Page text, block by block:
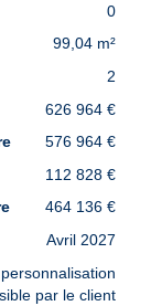
0
99,04 m²
2
626 964 €
576 964 €
112 828 €
464 136 €
Avril 2027
par le client